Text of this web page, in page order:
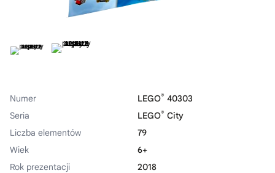
Numer LEGO® 40303
Seria
LEGO® City
Liczba elementów
79
Wiek
6+
Rok prezentacji
2018